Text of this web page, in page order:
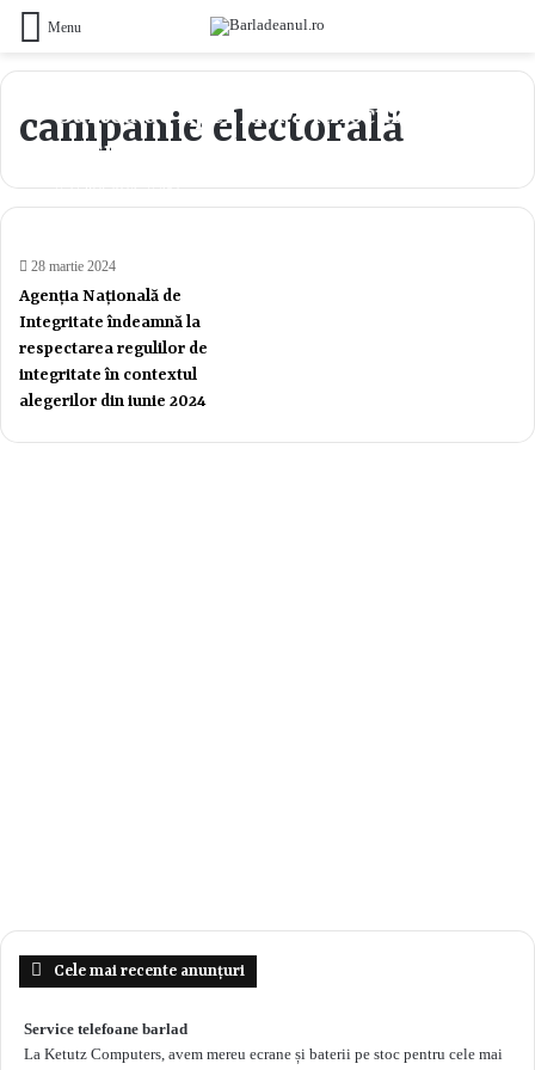
Menu
campanie electorală
Curtea de Apel Iași a înlocuit
măsura arestului preventiv
pentru candidatul PSD la funcția
27 mai 2024 482
28 martie 2024
Agenția Națională de
Integritate îndeamnă la
respectarea regulilor de
integritate în contextul
alegerilor din iunie 2024
Cele mai recente anunțuri
Service telefoane barlad
La Ketutz Computers, avem mereu ecrane și baterii pe stoc pentru cele mai